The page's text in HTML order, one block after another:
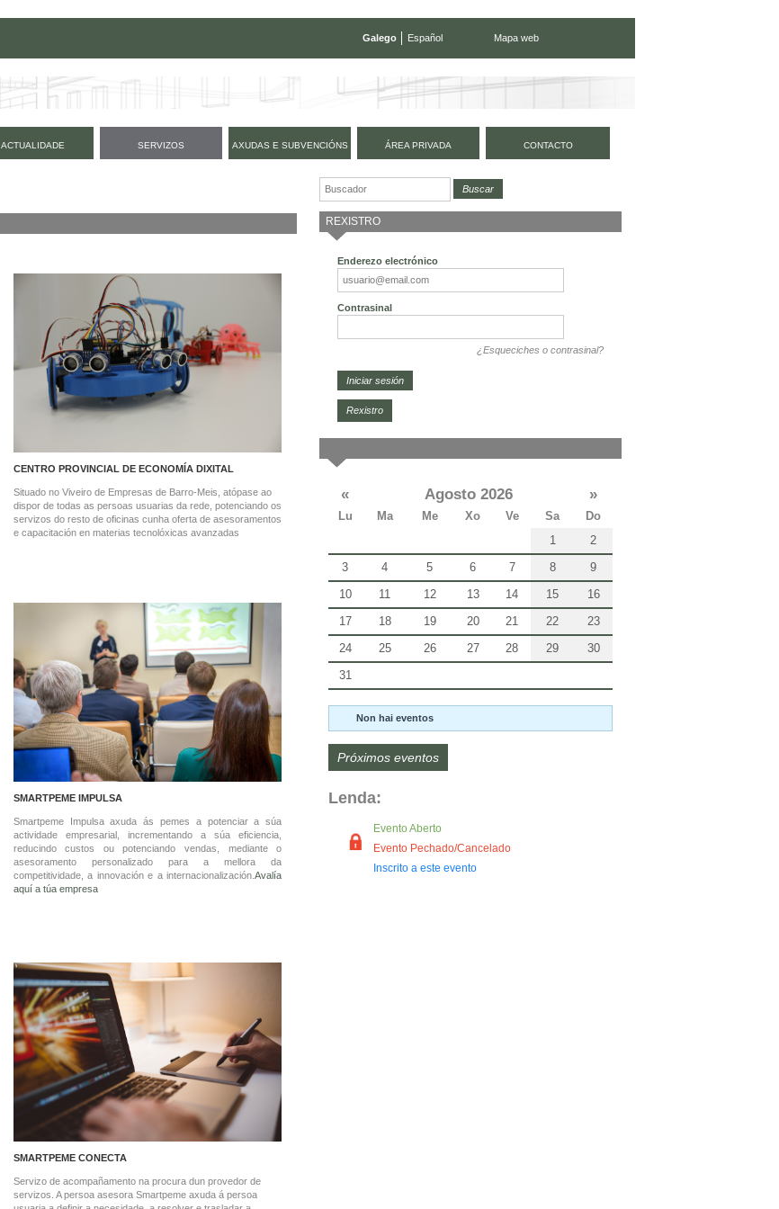
Galego Español Mapa web
ACTUALIDADE SERVIZOS AXUDAS E SUBVENCIÓNS ÁREA PRIVADA CONTACTO
CENTRO PROVINCIAL DE ECONOMÍA DIXITAL
Situado no Viveiro de Empresas de Barro-Meis, atópase ao
dispor de todas as persoas usuarias da rede, potenciando os
servizos do resto de oficinas cunha oferta de asesoramentos
e capacitación en materias tecnolóxicas avanzadas
SMARTPEME IMPULSA
Smartpeme Impulsa axuda ás pemes a potenciar a súa
actividade empresarial, incrementando a súa eficiencia,
reducindo custos ou potenciando vendas, mediante o
asesoramento personalizado para a mellora da
competitividade, a innovación e a internacionalización.Avalía
aquí a túa empresa
SMARTPEME CONECTA
Servizo de acompañamento na procura dun provedor de
servizos. A persoa asesora Smartpeme axuda á persoa
REXISTRO
Enderezo electrónico
Contrasinal
¿Esqueciches o contrasinal?
Rexistro
« Agosto 2026 »
Lu Ma Me Xo Ve Sa
Do
1
2
3
4 5 6 7 8
9
10
11 12 13 14 15
16
17
18 19 20 21 22
23
24
25 26 27 28 29
30
31
Non hai eventos
Próximos eventos
Lenda:
Evento Aberto
Evento Pechado/Cancelado
Inscrito a este evento